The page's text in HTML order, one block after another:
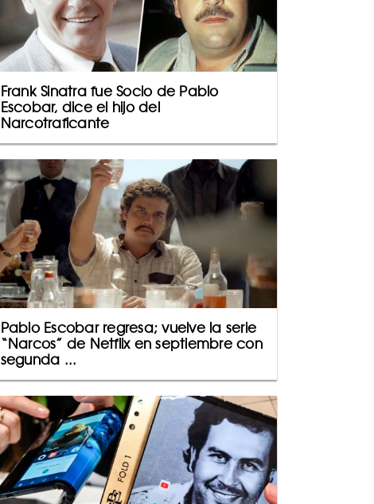
Frank Sinatra fue Socio de Pablo
Escobar, dice el hijo del
Narcotraficante
Pablo Escobar regresa; vuelve la serie
“Narcos” de Netflix en septiembre con
segunda ...